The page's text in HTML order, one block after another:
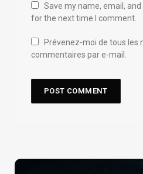
Save my name, email,
for the next time I comment.
Prévenez-moi de tous les
commentaires par e-mail.